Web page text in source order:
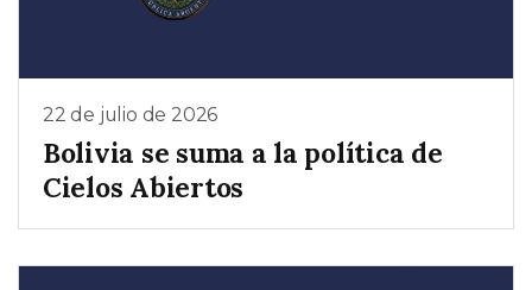
22 de julio de 2026
Bolivia se suma a la política de
Cielos Abiertos